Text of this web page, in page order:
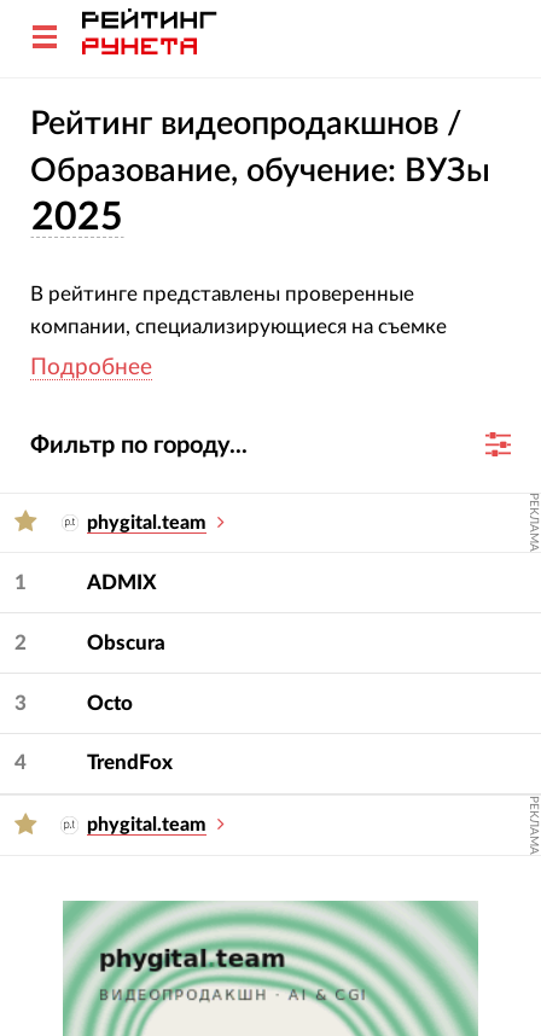
Рейтинг видеопродакшнов /
Образование, обучение: ВУЗы
2025
В рейтинге представлены проверенные
компании, специализирующиеся на съемке
рекламных и корпоративных роликов для ВУЗов.
анализе их проектов, услуг, отраслевой
— услугу и сферу.
Подробнее
Фильтр по городу...
phygital.team РЕКЛАМА
1 ADMIX
2 Obscura
3 Octo
4 TrendFox
phygital.team РЕКЛАМА